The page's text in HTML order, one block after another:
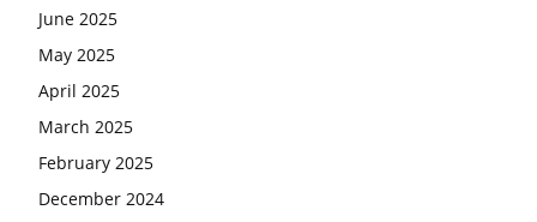
June 2025
May 2025
April 2025
March 2025
February 2025
December 2024